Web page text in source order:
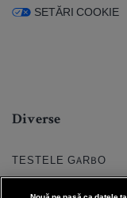
SETĂRI COOKIE
Diverse
TESTELE GARBO
HOROSCOP